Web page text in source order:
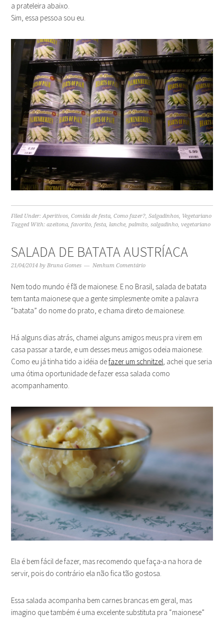
a prateleira abaixo.
Sim, essa pessoa sou eu.
Filed Under: Aperitivos ,Comida de festa ,Como fazer? ,Salgadinhos Vegetariano
Tagged With:azeitona favorito festa lanche palmito ,salgadinho ,vegetariano
SALADA DE BATATA AUSTRÍACA
21/04/2014 by Bruna Gomes Nenhum Comentário
Nem todo mundo é fã de maionese. E no Brasil, salada de batata
tem tanta maionese que a gente simplesmente omite a palavra
“batata” do nome do prato, e chama direto de maionese.
Há alguns dias atrás, chamei alguns amigos meus pra virem em
casa passar a tarde, e um desses meus amigos odeia maionese.
Como eu já tinha tido a idéia defazer um schnitzel , achei que seria
uma ótima oportunidade de fazer essa salada como
acompanhamento.
Ela é bem fácil de fazer, mas recomendo que faça-a na hora de
servir, pois do contrário ela não fica tão gostosa.
Essa salada acompanha bem carnes brancas em geral, mas
imagino que também é uma excelente substituta pra “maionese”